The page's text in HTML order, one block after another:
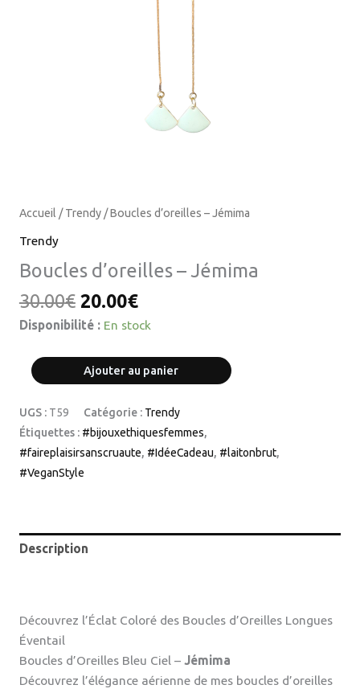
Accueil /Trendy/ Boucles d’oreilles – Jémima
Trendy
Boucles d’oreilles – Jémima
30.00€ 20.00€
Disponibilité : En stock
Ajouter au panier
UGS : T59 Catégorie : Trendy
Étiquettes : #bijouxethiquesfemmes,
#faireplaisirsanscruaute, #IdéeCadeau, #laitonbrut,
#VeganStyle
Description
Découvrez l’Éclat Coloré des Boucles d’Oreilles Longues
Éventail
Boucles d’Oreilles Bleu Ciel – Jémima
Découvrez l’élégance aérienne de mes boucles d’oreilles